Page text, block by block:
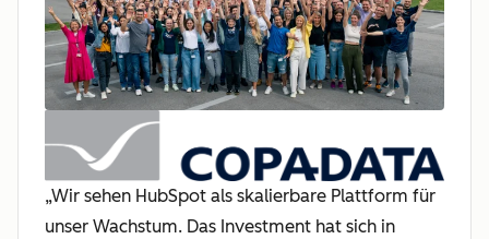
„Wir sehen HubSpot als skalierbare Plattform für
unser Wachstum. Das Investment hat sich in